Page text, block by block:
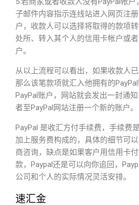
子邮件内容指示连线站进入网页注
户，收款人可以选择将取得的款项
处所、转入其个人的信用卡帐户或
户。
从以上流程可以看出，如果收款人已
那么该笔款项就汇入他拥有的
PayPal账户，网站就会发出一封通
者至PayPal网站注册一个新的账户。
PayPal 是收汇方付手续费，手续费
加上服务费构成的，具体的细节可
商咨询，缺点是如果客户用信用卡
款，Paypal还是可以向你追回，
公司和个人的实际情况灵活安排。
速汇金